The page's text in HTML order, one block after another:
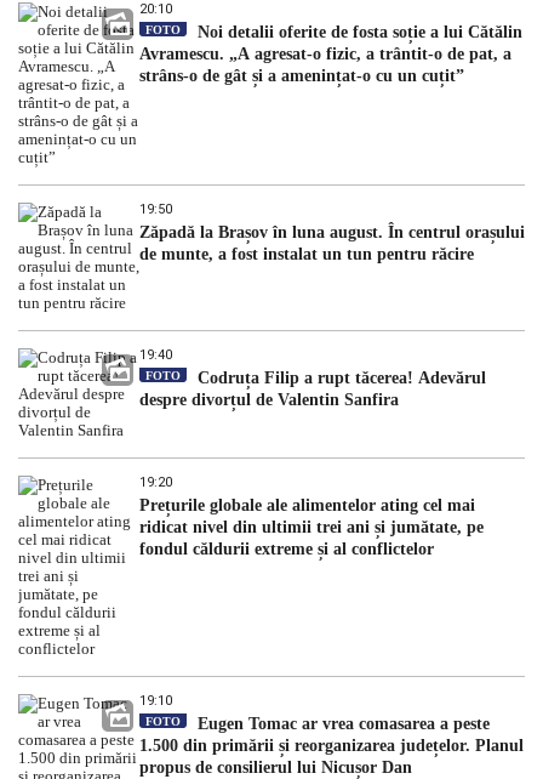
20:10
FOTO
Noi detalii oferite de fosta soție a lui Cătălin
Avramescu. „A agresat-o fizic, a trântit-o de pat, a
strâns-o de gât și a amenințat-o cu un cuțit”
19:50
Zăpadă la Brașov în luna august. În centrul orașului
de munte, a fost instalat un tun pentru răcire
19:40
FOTO
Codruța Filip a rupt tăcerea! Adevărul
despre divorțul de Valentin Sanfira
19:20
Prețurile globale ale alimentelor ating cel mai
ridicat nivel din ultimii trei ani și jumătate, pe
fondul căldurii extreme și al conflictelor
19:10
FOTO
Eugen Tomac ar vrea comasarea a peste
1.500 din primării și reorganizarea județelor. Planul
propus de consilierul lui Nicușor Dan